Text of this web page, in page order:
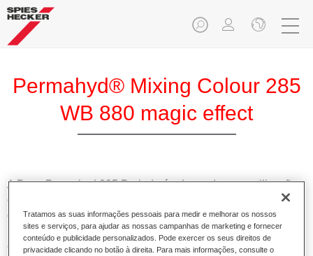
Permahyd® Mixing Colour 285
WB 880 magic effect
A Base Permahyd 285 Perlado é adequada para utilização
com Permahyd Base Bicamada Nacarada 285, um sistema
de base bicamada aquosa de alta qualidade. Está baseada
numa tecnologia especial de dispersão de poliuretano para
cores sólidas e de efeitos.
Tratamos as suas informações pessoais para medir e melhorar os nossos
sites e serviços, para ajudar as nossas campanhas de marketing e fornecer
conteúdo e publicidade personalizados. Pode exercer os seus direitos de
privacidade clicando no botão à direita. Para mais informações, consulte o